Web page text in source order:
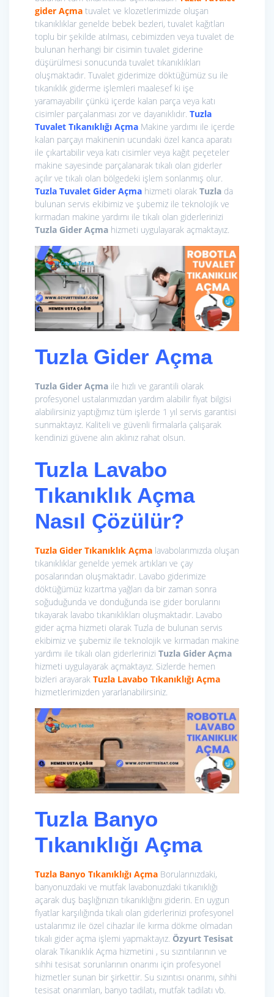
gider Açma tuvalet ve klozetlerimizde oluşan
tıkanıklıklar genelde bebek bezleri, tuvalet kağıtları
toplu bir şekilde atılması, cebimizden veya tuvalet de
bulunan herhangi bir cisimin tuvalet giderine
düşürülmesi sonucunda tuvalet tıkanıklıkları
oluşmaktadır. Tuvalet giderimize döktüğümüz su ile
tıkanıklık giderme işlemleri maalesef ki işe
yaramayabilir çünkü içerde kalan parça veya katı
cisimler parçalanması zor ve dayanıklıdır. Tuzla
Tuvalet Tıkanıklığı Açma Makine yardımı ile içerde
kalan parçayı makinenin ucundaki özel kanca aparatı
ile çıkartabilir veya katı cisimler veya kağıt peçeteler
makine sayesinde parçalanarak tıkalı olan giderler
açılır ve tıkalı olan bölgedeki işlem sonlanmış olur.
Tuzla Tuvalet Gider Açma hizmeti olarak Tuzla da
bulunan servis ekibimiz ve şubemiz ile teknolojik ve
kırmadan makine yardımı ile tıkalı olan giderlerinizi
Tuzla Gider Açma hizmeti uygulayarak açmaktayız.
Tuzla Gider Açma
Tuzla Gider Açma ile hızlı ve garantili olarak
profesyonel ustalarımızdan yardım alabilir fiyat bilgisi
alabilirsiniz yaptığımız tüm işlerde 1 yıl servis garantisi
sunmaktayız. Kaliteli ve güvenli firmalarla çalışarak
kendinizi güvene alın aklınız rahat olsun.
Tuzla Lavabo
Tıkanıklık Açma
Nasıl Çözülür?
Tuzla Gider Tıkanıklık Açma lavabolarımızda oluşan
tıkanıklıklar genelde yemek artıkları ve çay
posalarından oluşmaktadır. Lavabo giderimize
döktüğümüz kızartma yağları da bir zaman sonra
soğuduğunda ve donduğunda ise gider borularını
tıkayarak lavabo tıkanıklıkları oluşmaktadır. Lavabo
gider açma hizmeti olarak Tuzla de bulunan servis
ekibimiz ve şubemiz ile teknolojik ve kırmadan makine
yardımı ile tıkalı olan giderlerinizi Tuzla Gider Açma
hizmeti uygulayarak açmaktayız. Sizlerde hemen
bizleri arayarak Tuzla Lavabo Tıkanıklığı Açma
hizmetlerimizden yararlanabilirsiniz.
Tuzla Banyo
Tıkanıklığı Açma
Tuzla Banyo Tıkanıklığı Açma Borularınızdaki,
banyonuzdaki ve mutfak lavabonuzdaki tıkanıklığı
açarak duş başlığınızın tıkanıklığını giderin. En uygun
fiyatlar karşılığında tıkalı olan giderlerinizi profesyonel
ustalarımız ile özel cihazlar ile kırma dökme olmadan
tıkalı gider açma işlemi yapmaktayız. Özyurt Tesisat
olarak Tıkanıklık Açma hizmetini , su sızıntılarının ve
sıhhi tesisat sorunlarının onarımı için profesyonel
hizmetler sunan bir şirkettir. Su sızıntısı onarımı, sıhhi
tesisat onarımları, banyo tadilatı, mutfak tadilatı vb.